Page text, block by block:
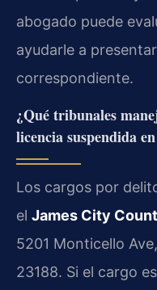
abogado puede
ayudarle a
correspondiente.
¿Qué tribunales
licencia suspendida
Los cargos por
el James City
5201 Monticello
23188. Si el cargo